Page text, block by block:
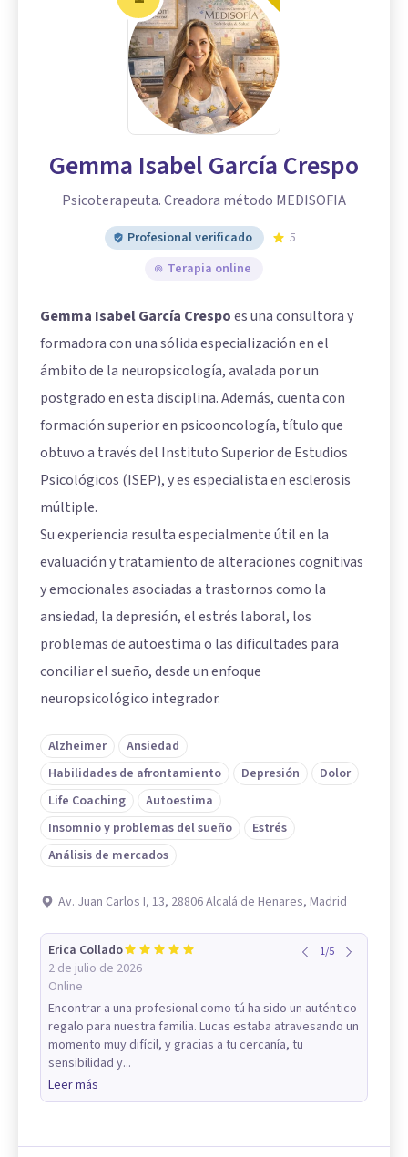
Gemma Isabel García Crespo
Psicoterapeuta. Creadora método MEDISOFIA
Profesional verificado
5
Terapia online
Gemma Isabel García Crespoes una consultora y
formadora con una sólida especialización en el
ámbito de la neuropsicología, avalada por un
postgrado en esta disciplina. Además, cuenta con
formación superior en psicooncología, título que
obtuvo a través del Instituto Superior de Estudios
Psicológicos (ISEP), y es especialista en esclerosis
múltiple.
Su experiencia resulta especialmente útil en la
evaluación y tratamiento de alteraciones cognitivas
y emocionales asociadas a trastornos como la
ansiedad, la depresión, el estrés laboral, los
problemas de autoestima o las dificultades para
conciliar el sueño, desde un enfoque
neuropsicológico integrador.
Alzheimer
Ansiedad
Habilidades de afrontamiento
Depresión
Dolor
Life Coaching
Autoestima
Insomnio y problemas del sueño
Estrés
Análisis de mercados
Av. Juan Carlos I, 13, 28806 Alcalá de Henares, Madrid
Erica Collado
2 de julio de 2026
Online
1/5
Encontrar a una profesional como tú ha sido un auténtico
regalo para nuestra familia. Lucas estaba atravesando un
momento muy difícil, y gracias a tu cercanía, tu
sensibilidad y...
Leer más